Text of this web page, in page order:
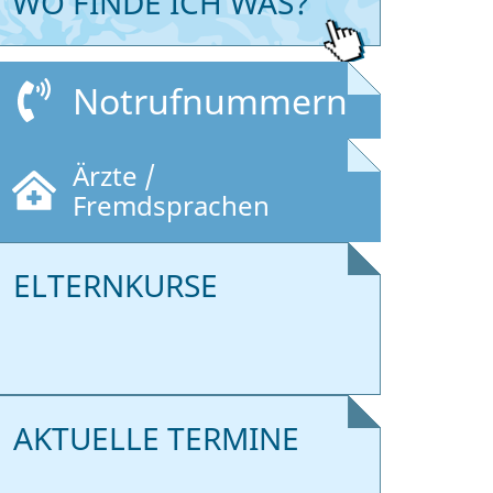
Notrufnummern
Ärzte /
Fremdsprachen
ELTERNKURSE
AKTUELLE TERMINE